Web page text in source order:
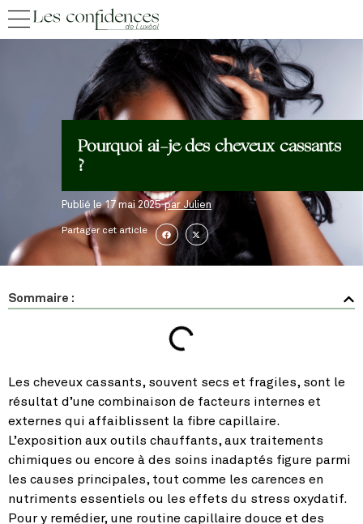
Pourquoi ai-je des cheveux cassants
?
Publié le17 mai 2025 parJulien
Partager cet article
Sommaire :
Les cheveux cassants, souvent secs et fragiles, sont le
résultat d’une combinaison de facteurs internes et
externes qui affaiblissent la fibre capillaire.
L’exposition aux outils chauffants, aux traitements
chimiques ou encore à des soins inadaptés figure parmi
les causes principales, tout comme les carences en
nutriments essentiels ou les effets du stress oxydatif.
Pour y remédier, une routine capillaire douce et des